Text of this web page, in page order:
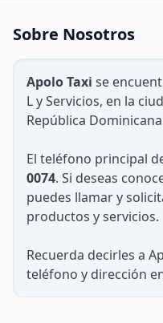
Sobre Nosotros
Apolo Taxi se
L y Servicios, en la
República
El teléfono principal
0074. Si deseas
puedes llamar y
productos y servicios.
Recuerda decirles a
teléfono y dirección